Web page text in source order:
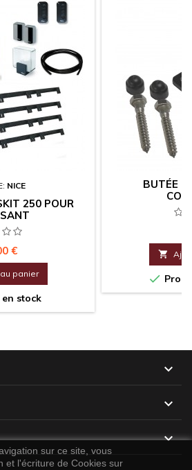
NICE
250 POUR
€
panier
stock
BUTÉE





sur ce site, vous
et l'écriture de Cookies sur